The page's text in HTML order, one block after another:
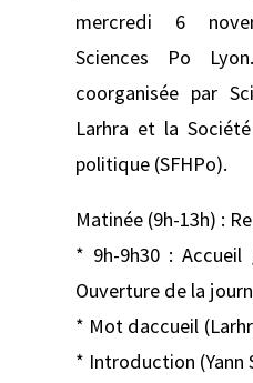
mercredi 6
Sciences Po
coorganisée par
Larhra et la
politique (SFHPo).
Matinée (9h-13h) :
* 9h-9h30 :
Ouverture de la
* Mot daccueil
* Introduction (Yann